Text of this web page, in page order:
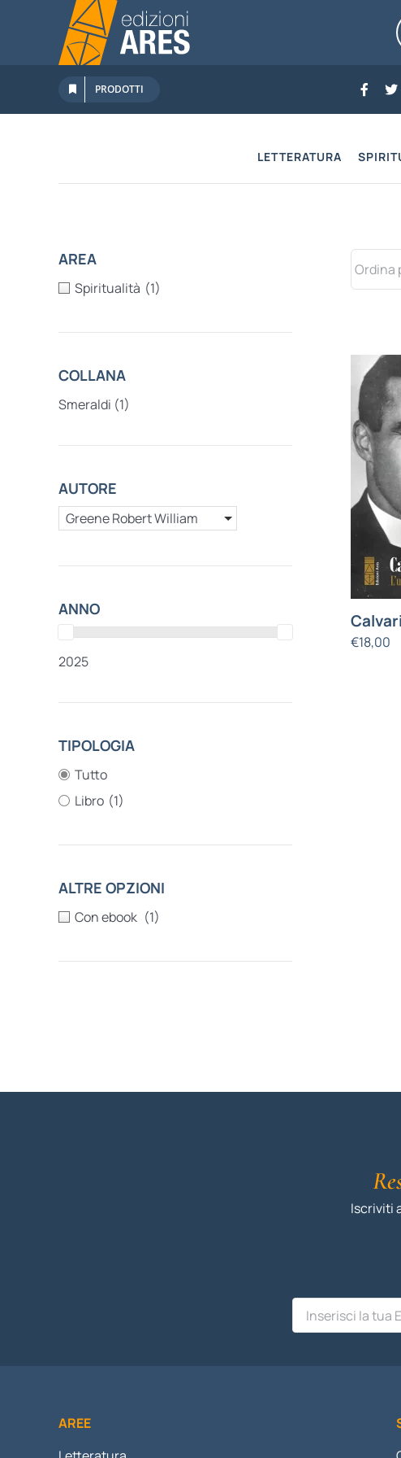
contenuto
PRODOTTI
LETTERATURA
€18,00
AREA
Spiritualità (1)
COLLANA
Smeraldi (1)
AUTORE
Greene Robert William
ANNO
2025
TIPOLOGIA
Tutto
Libro (1)
ALTRE OPZIONI
(1)
Iscriviti
AREE